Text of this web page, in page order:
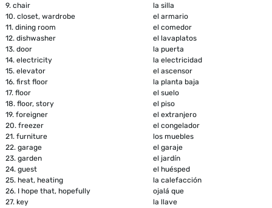
9. chair
la silla
10. closet, wardrobe
el armario
11. dining room
el comedor
12. dishwasher
el lavaplatos
13. door
la puerta
14. electricity
la electricidad
15. elevator
el ascensor
16. first floor
la planta baja
17. floor
el suelo
18. floor, story
el piso
19. foreigner
el extranjero
20. freezer
el congelador
21. furniture
los muebles
22. garage
el garaje
23. garden
el jardín
24. guest
el huésped
25. heat, heating
la calefacción
26. I hope that, hopefully
ojalá que
27. key
la llave